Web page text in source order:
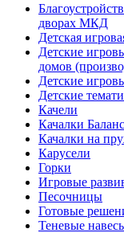
дворах МКД
Детская
Детские
домов
Детские
Детские
Качели
Качалки
Качалки на
Карусели
Горки
Игровые
Песочницы
Готовые
Теневые